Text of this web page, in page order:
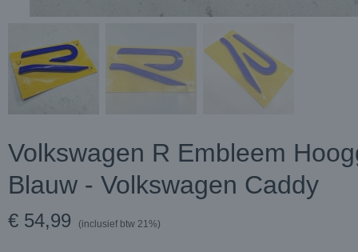
Volkswagen R Embleem
Blauw - Volkswagen Caddy
€ 54,99 (inclusief btw 21%)